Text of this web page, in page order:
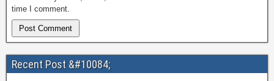
time I comment.
Recent Post &#10084;